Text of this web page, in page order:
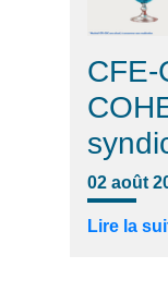
CFE-
02 août
Lire la